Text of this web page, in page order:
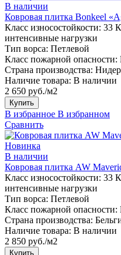
В наличии
Ковровая плитка Bonkeel
Класс износостойкости: 33
интенсивные нагрузки
Тип ворса: Петлевой
Класс пожарной опасности:
Страна производства:
Наличие товара: В наличии
2 650 руб./м2
Купить
В избранное В избранном
Сравнить
Новинка
В наличии
Ковровая плитка AW
Класс износостойкости: 33
интенсивные нагрузки
Тип ворса: Петлевой
Класс пожарной опасности:
Страна производства:
Наличие товара: В наличии
2 850 руб./м2
Купить